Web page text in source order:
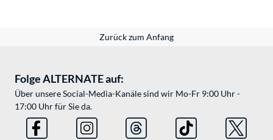
Zurück zum Anfang
Folge ALTERNATE auf:
Über unsere Social-Media-Kanäle sind wir Mo-Fr 9:00 Uhr -
17:00 Uhr für Sie da.